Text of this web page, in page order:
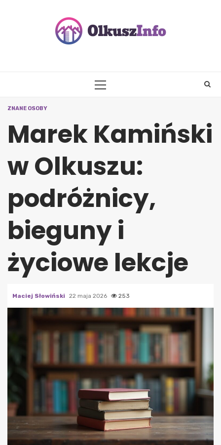
PRIMARY
ZNANE OSOBY
Marek Kamiński
w Olkuszu:
podróżnicy,
bieguny i
życiowe lekcje
Maciej Słowiński 22 maja 2026 253